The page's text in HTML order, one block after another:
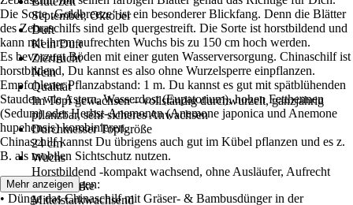
September, Oktober
Duft
Kein Duft
Zierfrucht
Nein
Qualität
Im Topf gewachsen – vollständig durchwurzelt, ganzjährig
pflanzbar, sehr sicheres Anwachsen
Durchmesser Topfgröße
24 cm
Wuchs
Horstbildend -kompakt wachsend, ohne Ausläufer, Aufrecht
Wuchsstärke
Mittelstarkwachsend
Die Sorte ‚Goldbreeze‘ ist ein besonderer Blickfang. Denn die Blätter
des Zebraschilfs sind gelb quergestreift. Die Sorte ist horstbildend und
kann mit ihrem aufrechten Wuchs bis zu 150 cm hoch werden.
Es bevorzugt Böden mit einer guten Wasserversorgung. Chinaschilf ist
horstbildend, Du kannst es also ohne Wurzelsperre einpflanzen.
Empfohlener Pflanzabstand: 1 m. Du kannst es gut mit spätblühenden
Stauden wie Astern, Wasserdost (Eupatorium), hohen Fetthennen
(Sedum) oder Herbst-Anemonen (Anemone japonica und Anemone
hupehensis) kombinieren.
Chinaschilf kannst Du übrigens auch gut im Kübel pflanzen und es z.
B. als mobilen Sichtschutz nutzen.
Chinaschilf pflegen:
• Dünge das Chinaschilf mit Gräser- & Bambusdünger in der
Mehr anzeigen